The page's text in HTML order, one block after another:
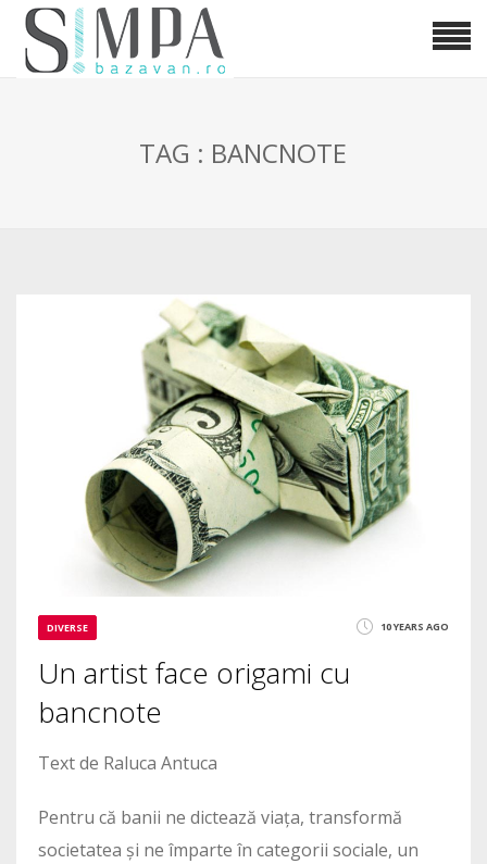
TAG : BANCNOTE
DIVERSE 10 YEARS AGO
Un artist face origami cu
bancnote
Text de Raluca Antuca
Pentru că banii ne dictează viața, transformă
societatea și ne împarte în categorii sociale, un